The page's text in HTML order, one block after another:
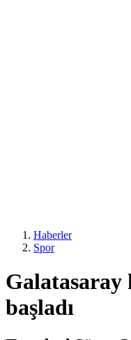
Haberler
Spor
başladı